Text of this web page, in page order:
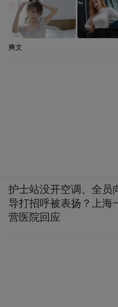
爽文
护士站没开空调、全员
导打招呼被表扬？上海
营医院回应